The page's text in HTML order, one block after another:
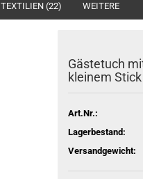
TEXTILIEN (22) WEITERE
Gästetuch
kleinem Stick
Art.Nr.:
Lagerbestand:
Versandgewicht: